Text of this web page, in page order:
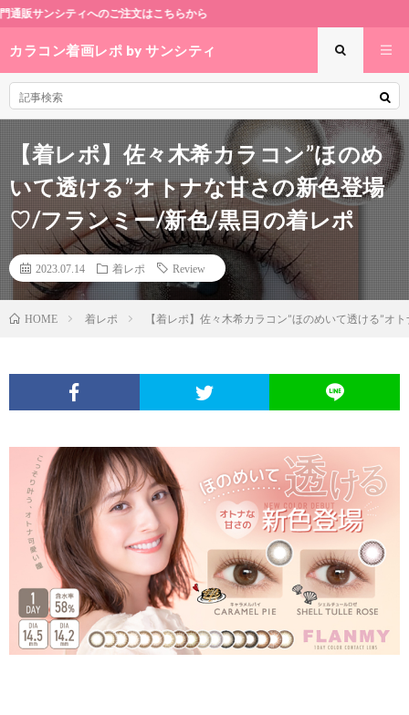
のご注文はこちらから
カラコン着画レポ by サンシティ
【着レポ】佐々木希カラコン”ほのめ
いて透ける”オトナな甘さの新色登場
♡/フランミー/新色/黒目の着レポ
2023.07.14 着レポ Review
HOME 着レポ 【着レポ】佐々木希カラコン”ほのめいて透ける”